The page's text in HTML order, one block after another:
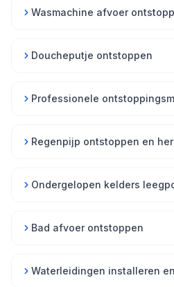
Wasmachine afvoer
Doucheputje ontstoppen
Professionele
Regenpijp ontstoppen en
Ondergelopen kelders
Bad afvoer ontstoppen
Waterleidingen installeren